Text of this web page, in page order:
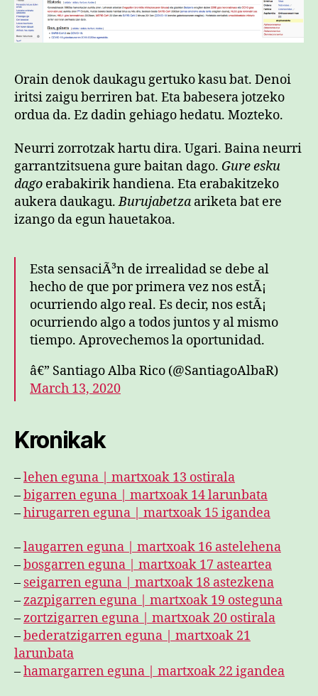
Orain denok daukagu gertuko kasu bat. Denoi
iritsi zaigu berriren bat. Eta babesera jotzeko
ordua da. Ez dadin gehiago hedatu. Mozteko.
Neurri zorrotzak hartu dira. Ugari. Baina neurri
garrantzitsuena gure baitan dago. Gure esku
dago erabakirik handiena. Eta erabakitzeko
aukera daukagu.Burujabetza ariketa bat ere
izango da egun hauetakoa.
Esta sensaciÃ³n de irrealidad se debe al
hecho de que por primera vez nos estÃ¡
ocurriendo algo real. Es decir, nos estÃ¡
ocurriendo algo a todos juntos y al mismo
tiempo. Aprovechemos la oportunidad.
â€” Santiago Alba Rico (@SantiagoAlbaR)
March 13, 2020
Kronikak
–lehen eguna | martxoak 13 ostirala
–bigarren eguna | martxoak 14 larunbata
–hirugarren eguna | martxoak 15 igandea
–laugarren eguna | martxoak 16 astelehena
–bosgarren eguna | martxoak 17 asteartea
– seigarren eguna | martxoak 18 astezkena
–zazpigarren eguna | martxoak 19 osteguna
–zortzigarren eguna | martxoak 20 ostirala
–bederatzigarren eguna | martxoak 21
larunbata
–hamargarren eguna | martxoak 22 igandea